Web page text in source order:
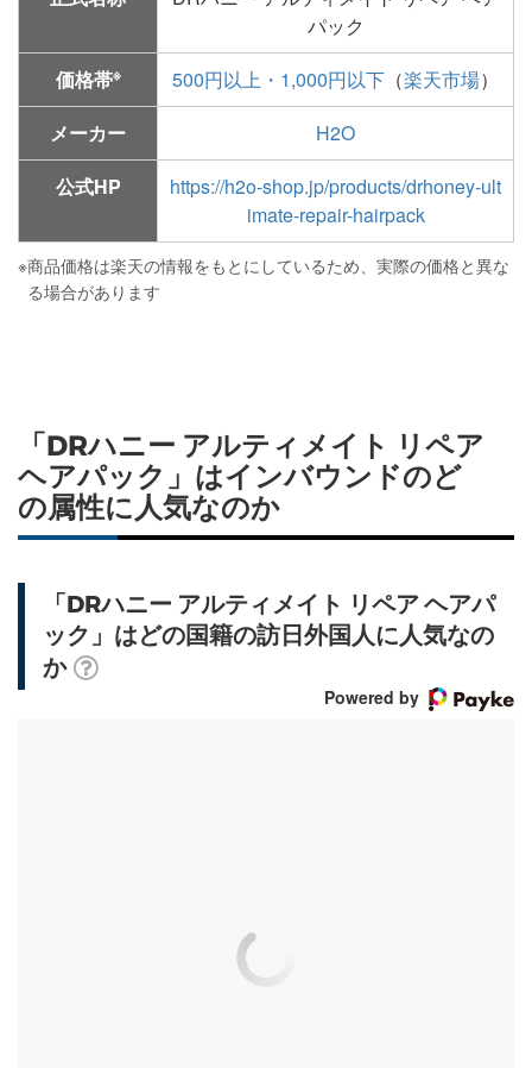
パック
価格帯※ 500円以上・1,000円以下 （楽天市場）
メーカー
H2O
公式HP
https://h2o-shop.jp/products/drhoney-ult
imate-repair-hairpack
※商品価格は楽天の情報をもとにしているため、実際の価格と異な
る場合があります
「DRハニー アルティメイト リペア
ヘアパック」はインバウンドのど
の属性に人気なのか
「DRハニー アルティメイト リペア ヘアパ
ック」はどの国籍の訪日外国人に人気なの
か
Powered by